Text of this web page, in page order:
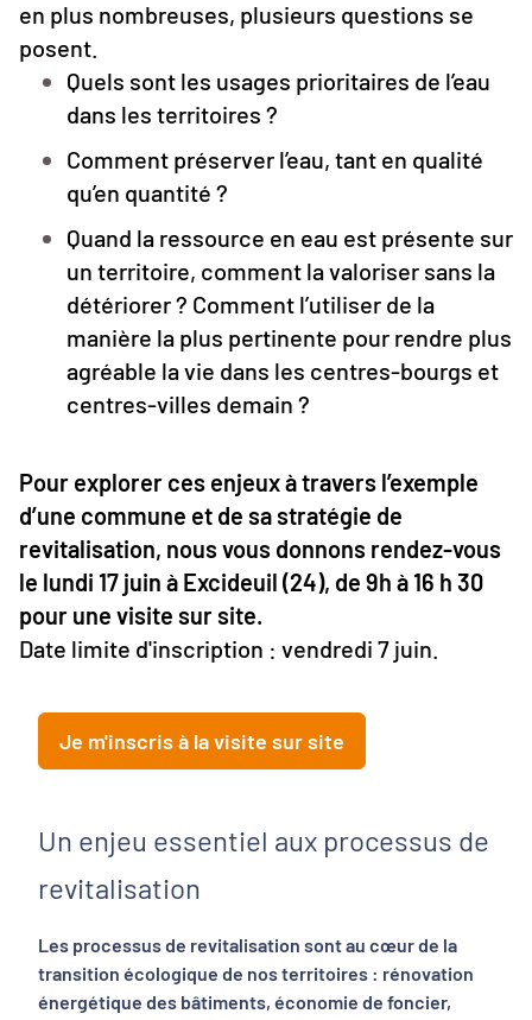
en plus nombreuses, plusieurs questions se
posent.
Quels sont les usages prioritaires de l’eau
dans les territoires ?
Comment préserver l’eau, tant en qualité
qu’en quantité ?
Quand la ressource en eau est présente sur
un territoire, comment la valoriser sans la
détériorer ? Comment l’utiliser de la
manière la plus pertinente pour rendre plus
agréable la vie dans les centres-bourgs et
centres-villes demain ?
Pour explorer ces enjeux à travers l’exemple
d’une commune et de sa stratégie de
revitalisation, nous vous donnons rendez-vous
le lundi 17 juin à Excideuil (24), de 9h à 16 h 30
pour une visite sur site.
Date limite d'inscription : vendredi 7 juin.
Je m'inscris à la visite sur site
Un enjeu essentiel aux processus de
revitalisation
Les processus de revitalisation sont au cœur de la
transition écologique de nos territoires : rénovation
énergétique des bâtiments, économie de foncier,